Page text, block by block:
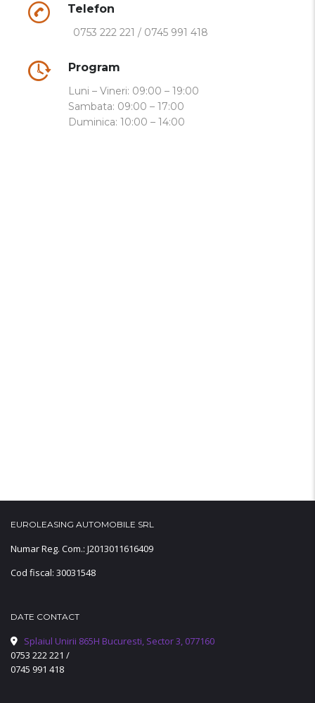
Telefon
0753 222 221 / 0745 991 418
Program
Luni – Vineri: 09:00 – 19:00
Sambata: 09:00 – 17:00
Duminica: 10:00 – 14:00
EUROLEASING AUTOMOBILE SRL
Numar Reg. Com.: J2013011616409
Cod fiscal: 30031548
DATE CONTACT
Splaiul Unirii 865H Bucuresti, Sector 3, 077160
0753 222 221 /
0745 991 418